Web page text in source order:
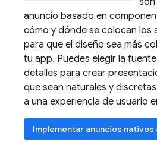
anuncio basado en
cómo y dónde se colocan los
para que el diseño sea más
tu app. Puedes elegir la
detalles para crear
que sean naturales y
a una experiencia de usuario
Implementar anuncios nativos